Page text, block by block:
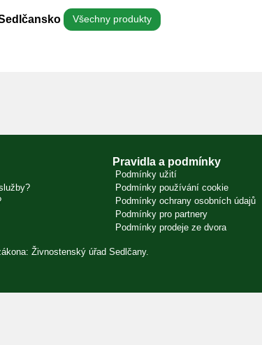
Všechny produkty
Pravidla a podmínky
Podmínky užití
Podmínky používání cookie
Podmínky ochrany osobních údajů
Podmínky pro partnery
Podmínky prodeje ze dvora
Živnostenský úřad Sedlčany.